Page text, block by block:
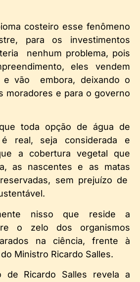
costeiro esse fenômeno
para os investimentos
nenhum problema, pois
eles vendem
e vão embora, deixando o
moradores e para o governo
toda opção de água de
real, seja considerada e
a cobertura vegetal que
as nascentes e as matas
sem prejuízo de
nisso que reside a
o zelo dos organismos
na ciência, frente à
Ministro Ricardo Salles.
de Ricardo Salles revela a